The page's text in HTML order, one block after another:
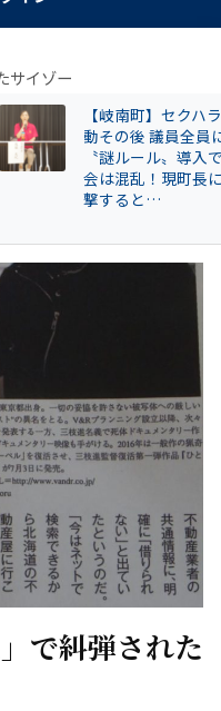
サイゾー
【岐南町】セクハ
動その後 議員全員
〝謎ルール〟導入
会は混乱！現町長
撃すると…
で糾弾された